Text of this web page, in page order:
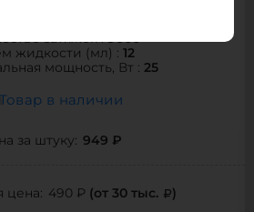
затяжек : 9000
жидкости (мл) : 12
мощность, Вт : 25
Товар в наличии
за штуку: 949 ₽
цена: 490 ₽ (от 30 тыс. )